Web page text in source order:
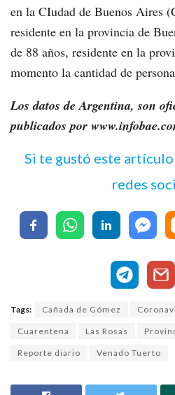
en la CIudad de Buenos Aires
residente en la provincia de
de 88 años, residente en la
momento la cantidad de
Los datos de Argentina, son
publicados por
Si te gustó este
redes
Tags: Cañada de Gómez
Cuarentena Las Rosas
Reporte diario Venado Tuerto